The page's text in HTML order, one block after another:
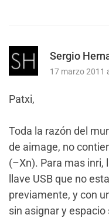
Sergio
17 marzo 2011
Patxi,
Toda la razón del
de aimage, no
(–Xn). Para mas inri,
llave USB que no
previamente, y con
sin asignar y